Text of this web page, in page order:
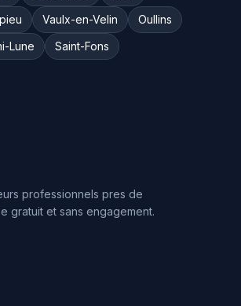
Vaulx-en-Velin
Oullins
Lune
Saint-Fons
professionnels pres de
gratuit et sans engagement.